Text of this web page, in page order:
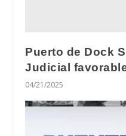
Puerto de Dock
Judicial
04/21/2025